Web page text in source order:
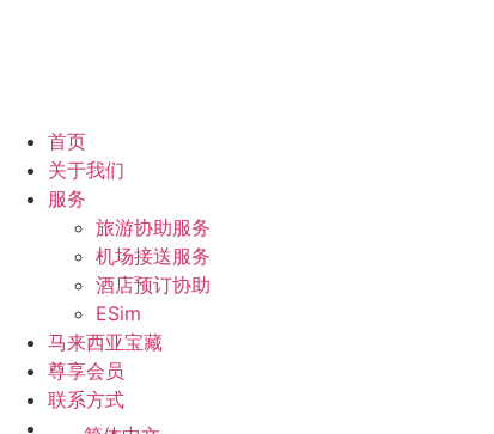
首页
关于我们
服务
旅游协助服务
机场接送服务
酒店预订协助
ESim
马来西亚宝藏
尊享会员
联系方式